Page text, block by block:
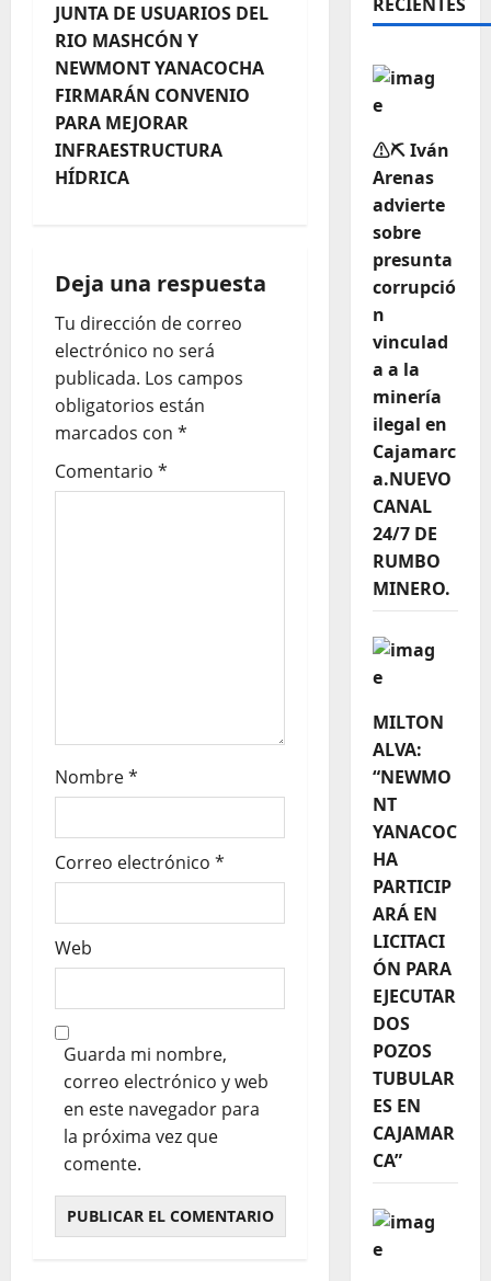
JUNTA DE USUARIOS DEL
RIO MASHCÓN Y
NEWMONT YANACOCHA
FIRMARÁN CONVENIO
PARA MEJORAR
INFRAESTRUCTURA
HÍDRICA
Deja una respuesta
Tu dirección de correo
electrónico no será
publicada. Los campos
obligatorios están
marcados con *
Comentario *
Nombre*
Correo electrónico *
Web
Guarda mi nombre,
correo electrónico y web
en este navegador para
la próxima vez que
comente.
⚠️⛏️ Iván
Arenas
advierte
sobre
presunta
corrupció
n
vinculad
a a la
minería
ilegal en
Cajamarc
a.NUEVO
CANAL
24/7 DE
RUMBO
MINERO.
MILTON
ALVA:
“NEWMO
NT
YANACOC
HA
PARTICIP
ARÁ EN
LICITACI
ÓN PARA
EJECUTAR
DOS
POZOS
TUBULAR
ES EN
CAJAMAR
CA”